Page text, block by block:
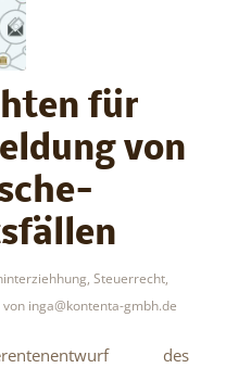
für
von
,Steuerrecht,
von inga@kontenta-gmbh.de
des